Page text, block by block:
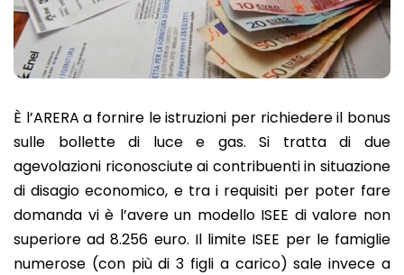
È l’ARERA a fornire le istruzioni per richiedere il bonus
sulle bollette di luce e gas. Si tratta di due
agevolazioni riconosciute ai contribuenti in situazione
di disagio economico, e tra i requisiti per poter fare
domanda vi è l’avere un modello ISEE di valore non
superiore ad 8.256 euro. Il limite ISEE per le famiglie
numerose (con più di 3 figli a carico) sale invece a